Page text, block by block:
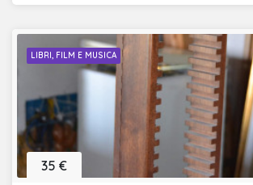
LIBRI, FILM E MUSICA
35 €